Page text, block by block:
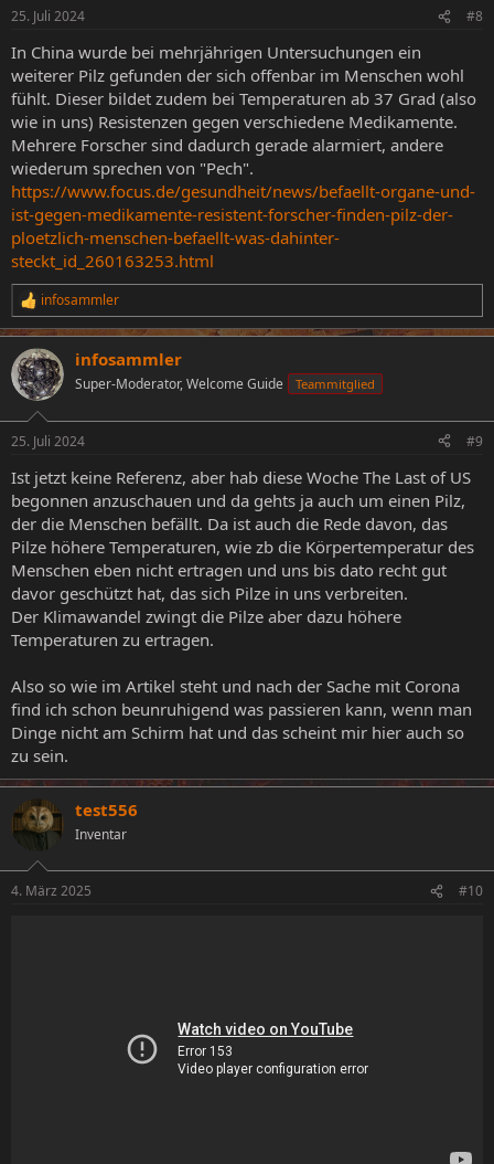
25. Juli 2024 #8
In China wurde bei mehrjährigen Untersuchungen ein
weiterer Pilz gefunden der sich offenbar im Menschen wohl
fühlt. Dieser bildet zudem bei Temperaturen ab 37 Grad (also
wie in uns) Resistenzen gegen verschiedene Medikamente.
Mehrere Forscher sind dadurch gerade alarmiert, andere
wiederum sprechen von "Pech".
https://www.focus.de/gesundheit/news/befaellt-organe-und-
ist-gegen-medikamente-resistent-forscher-finden-pilz-der-
ploetzlich-menschen-befaellt-was-dahinter-
steckt_id_260163253.html
R
e
a
k
t
i
e
:
infosammler
infosammler
Super-Moderator, Welcome Guide Teammitglied
25. Juli 2024 #9
Ist jetzt keine Referenz, aber hab diese Woche The Last of US
begonnen anzuschauen und da gehts ja auch um einen Pilz,
der die Menschen befällt. Da ist auch die Rede davon, das
Pilze höhere Temperaturen, wie zb die Körpertemperatur des
Menschen eben nicht ertragen und uns bis dato recht gut
davor geschützt hat, das sich Pilze in uns verbreiten.
Der Klimawandel zwingt die Pilze aber dazu höhere
Temperaturen zu ertragen.
Also so wie im Artikel steht und nach der Sache mit Corona
find ich schon beunruhigend was passieren kann, wenn man
Dinge nicht am Schirm hat und das scheint mir hier auch so
zu sein.
test556
Inventar
4. März 2025 #10